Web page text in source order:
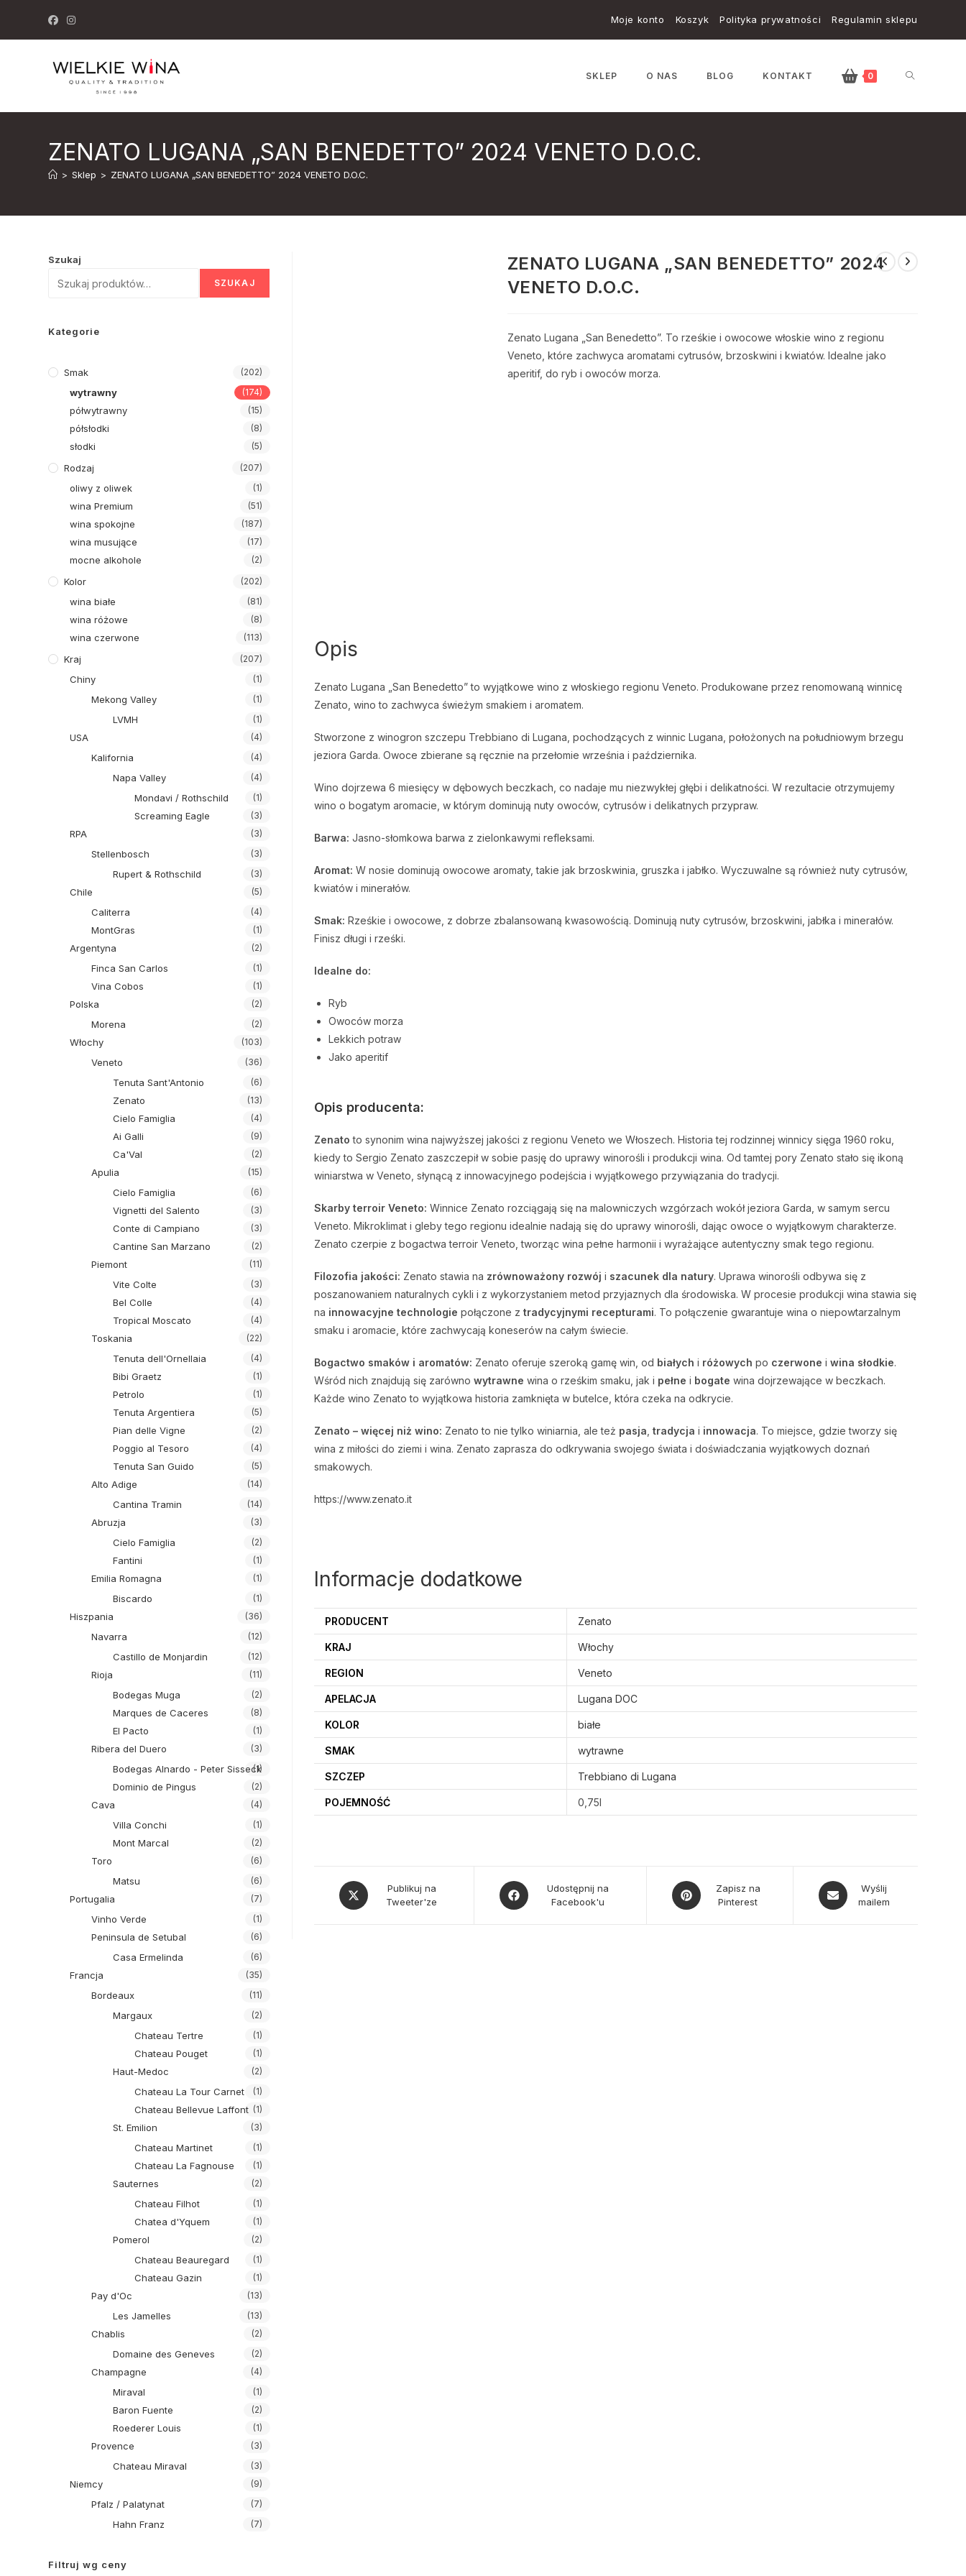
Moje konto Koszyk Polityka prywatności Regulamin sklepu
SKLEP O NAS BLOG KONTAKT 0 TOGGLE
SEARCH
ZENATO LUGANA „SAN BENEDETTO” 2024 VENETO D.O.C.
> Sklep > ZENATO LUGANA „SAN BENEDETTO” 2024 VENETO D.O.C.
ZENATO LUGANA „SAN BENEDETTO” 2024
VENETO D.O.C.
Zenato Lugana „San Benedetto”. To rześkie i owocowe włoskie wino z regionu
Veneto, które zachwyca aromatami cytrusów, brzoskwini i kwiatów. Idealne jako
aperitif, do ryb i owoców morza.
Opis
Zenato Lugana „San Benedetto” to wyjątkowe wino z włoskiego regionu Veneto. Produkowane przez renomowaną winnicę
Zenato, wino to zachwyca świeżym smakiem i aromatem.
Stworzone z winogron szczepu Trebbiano di Lugana, pochodzących z winnic Lugana, położonych na południowym brzegu
jeziora Garda. Owoce zbierane są ręcznie na przełomie września i października.
Wino dojrzewa 6 miesięcy w dębowych beczkach, co nadaje mu niezwykłej głębi i delikatności. W rezultacie otrzymujemy
wino o bogatym aromacie, w którym dominują nuty owoców, cytrusów i delikatnych przypraw.
Barwa: Jasno-słomkowa barwa z zielonkawymi refleksami.
Aromat: W nosie dominują owocowe aromaty, takie jak brzoskwinia, gruszka i jabłko. Wyczuwalne są również nuty cytrusów,
kwiatów i minerałów.
Smak: Rześkie i owocowe, z dobrze zbalansowaną kwasowością. Dominują nuty cytrusów, brzoskwini, jabłka i minerałów.
Finisz długi i rześki.
Idealne do:
Ryb
Owoców morza
Lekkich potraw
Jako aperitif
Opis producenta:
Zenato to synonim wina najwyższej jakości z regionu Veneto we Włoszech. Historia tej rodzinnej winnicy sięga 1960 roku,
kiedy to Sergio Zenato zaszczepił w sobie pasję do uprawy winorośli i produkcji wina. Od tamtej pory Zenato stało się ikoną
winiarstwa w Veneto, słynącą z innowacyjnego podejścia i wyjątkowego przywiązania do tradycji.
Skarby terroir Veneto: Winnice Zenato rozciągają się na malowniczych wzgórzach wokół jeziora Garda, w samym sercu
Veneto. Mikroklimat i gleby tego regionu idealnie nadają się do uprawy winorośli, dając owoce o wyjątkowym charakterze.
Zenato czerpie z bogactwa terroir Veneto, tworząc wina pełne harmonii i wyrażające autentyczny smak tego regionu.
Filozofia jakości: Zenato stawia na zrównoważony rozwój i szacunek dla natury. Uprawa winorośli odbywa się z
poszanowaniem naturalnych cykli i z wykorzystaniem metod przyjaznych dla środowiska. W procesie produkcji wina stawia się
na innowacyjne technologie połączone z tradycyjnymi recepturami. To połączenie gwarantuje wina o niepowtarzalnym
smaku i aromacie, które zachwycają koneserów na całym świecie.
Bogactwo smaków i aromatów: Zenato oferuje szeroką gamę win, od białych i różowych po czerwone i wina słodkie.
Wśród nich znajdują się zarówno wytrawne wina o rześkim smaku, jak i pełne i bogate wina dojrzewające w beczkach.
Każde wino Zenato to wyjątkowa historia zamknięta w butelce, która czeka na odkrycie.
Zenato – więcej niż wino: Zenato to nie tylko winiarnia, ale też pasja tradycja i innowacja. To miejsce, gdzie tworzy się
wina z miłości do ziemi i wina. Zenato zaprasza do odkrywania swojego świata i doświadczania wyjątkowych doznań
smakowych.
https://www.zenato.it
Informacje dodatkowe
PRODUCENT Zenato
KRAJ Włochy
REGION Veneto
APELACJA Lugana DOC
KOLOR białe
SMAK wytrawne
SZCZEP Trebbiano di Lugana
POJEMNOŚĆ 0,75l
Opens
in
Publikuj na
Tweeter'ze
Opens
in
Udostępnij na
Facebook'u
Opens
in
Zapisz na
Pinterest
Opens
in
Wyślij
mailem
Szukaj
SZUKAJ
Kategorie
Smak (202)
wytrawny (174)
półwytrawny (15)
półsłodki (8)
słodki (5)
Rodzaj (207)
oliwy z oliwek (1)
wina Premium (51)
wina spokojne (187)
wina musujące (17)
mocne alkohole (2)
Kolor (202)
wina białe (81)
wina różowe (8)
wina czerwone (113)
Kraj (207)
Chiny (1)
Mekong Valley (1)
LVMH (1)
USA (4)
Kalifornia (4)
Napa Valley (4)
Mondavi / Rothschild (1)
Screaming Eagle (3)
RPA (3)
Stellenbosch (3)
Rupert & Rothschild (3)
Chile (5)
Caliterra (4)
MontGras (1)
Argentyna (2)
Finca San Carlos (1)
Vina Cobos (1)
Polska (2)
Morena (2)
Włochy (103)
Veneto (36)
Tenuta Sant'Antonio (6)
Zenato (13)
Cielo Famiglia (4)
Ai Galli (9)
Ca'Val (2)
Apulia (15)
Cielo Famiglia (6)
Vignetti del Salento (3)
Conte di Campiano (3)
Cantine San Marzano (2)
Piemont (11)
Vite Colte (3)
Bel Colle (4)
Tropical Moscato (4)
Toskania (22)
Tenuta dell'Ornellaia (4)
Bibi Graetz (1)
Petrolo (1)
Tenuta Argentiera (5)
Pian delle Vigne (2)
Poggio al Tesoro (4)
Tenuta San Guido (5)
Alto Adige (14)
Cantina Tramin (14)
Abruzja (3)
Cielo Famiglia (2)
Fantini (1)
Emilia Romagna (1)
Biscardo (1)
Hiszpania (36)
Navarra (12)
Castillo de Monjardin (12)
Rioja (11)
Bodegas Muga (2)
Marques de Caceres (8)
El Pacto (1)
Ribera del Duero (3)
Bodegas Alnardo - Peter Sisseck
(1)
Dominio de Pingus (2)
Cava (4)
Villa Conchi (1)
Mont Marcal (2)
Toro (6)
Matsu (6)
Portugalia (7)
Vinho Verde (1)
Peninsula de Setubal (6)
Casa Ermelinda (6)
Francja (35)
Bordeaux (11)
Margaux (2)
Chateau Tertre (1)
Chateau Pouget (1)
Haut-Medoc (2)
Chateau La Tour Carnet (1)
Chateau Bellevue Laffont (1)
St. Emilion (3)
Chateau Martinet (1)
Chateau La Fagnouse (1)
Sauternes (2)
Chateau Filhot (1)
Chatea d'Yquem (1)
Pomerol (2)
Chateau Beauregard (1)
Chateau Gazin (1)
Pay d'Oc (13)
Les Jamelles (13)
Chablis (2)
Domaine des Geneves (2)
Champagne (4)
Miraval (1)
Baron Fuente (2)
Roederer Louis (1)
Provence (3)
Chateau Miraval (3)
Niemcy (9)
Pfalz / Palatynat (7)
Hahn Franz (7)
Filtruj wg ceny